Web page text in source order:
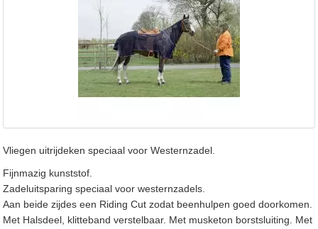
Vliegen uitrijdeken speciaal voor Westernzadel.
Fijnmazig kunststof.
Zadeluitsparing speciaal voor westernzadels.
Aan beide zijdes een Riding Cut zodat beenhulpen goed doorkomen.
Met Halsdeel, klitteband verstelbaar. Met musketon borstsluiting. Met